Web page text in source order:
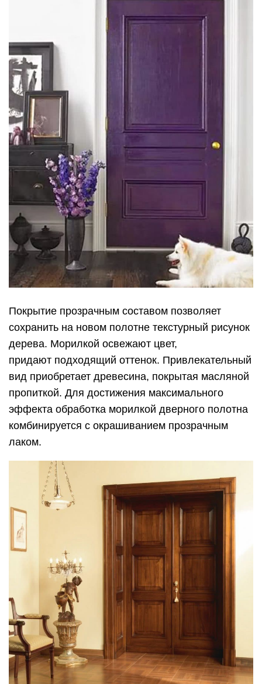
Покрытие прозрачным составом позволяет
сохранить на новом полотне текстурный рисунок
дерева. Морилкой освежают цвет,
придают подходящий оттенок. Привлекательный
вид приобретает древесина, покрытая масляной
пропиткой. Для достижения максимального
эффекта обработка морилкой дверного полотна
комбинируется с окрашиванием прозрачным
лаком.